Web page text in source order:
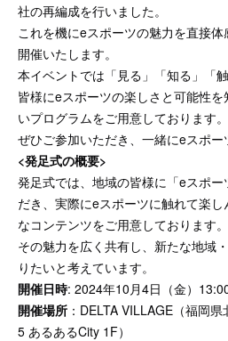
社の再編成を行いました。
これを機にeスポーツの魅力を直接
開催いたします。
本イベントでは「見る」「知る」「
皆様にeスポーツの楽しさと可能性
いプログラムをご用意しております。
ぜひご参加いただき、一緒にeスポ
<発足式の概要>
発足式では、地域の皆様に「eスポ
だき、実際にeスポーツに触れて楽
なコンテンツをご用意しております
その魅力を広く共有し、新たな地域
りたいと考えています。
開催日時: 2024年10月4日（金）
開催場所 ：DELTA VILLAGE（福岡
5 あるあるCity 1F）